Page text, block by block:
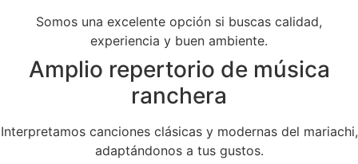
Somos una excelente opción si buscas calidad,
experiencia y buen ambiente.
Amplio repertorio de música
ranchera
Interpretamos canciones clásicas y modernas del mariachi,
adaptándonos a tus gustos.